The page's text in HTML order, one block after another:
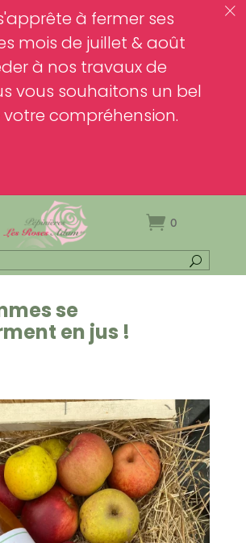
à fermer ses
mois de juillet & août
à nos travaux de
vous souhaitons un bel
votre compréhension.
c
0
se
en jus !